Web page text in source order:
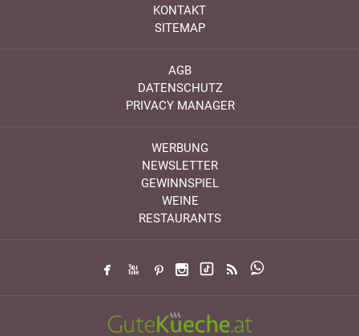
KONTAKT
SITEMAP
AGB
DATENSCHUTZ
PRIVACY MANAGER
WERBUNG
NEWSLETTER
GEWINNSPIEL
WEINE
RESTAURANTS